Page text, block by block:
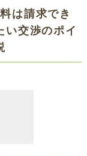
は請求でき
い交渉のポイ